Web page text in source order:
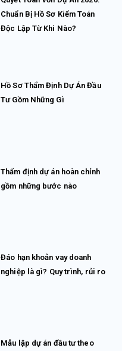
Chuẩn Bị Hồ Sơ Kiểm Toán
Độc Lập Từ Khi Nào?
Hồ Sơ Thẩm Định Dự Án Đầu
Tư Gồm Những Gì
Thẩm định dự án hoàn chỉnh
gồm những bước nào
Đáo hạn khoản vay doanh
nghiệp là gì? Quy trình, rủi ro
Mẫu lập dự án đầu tư theo